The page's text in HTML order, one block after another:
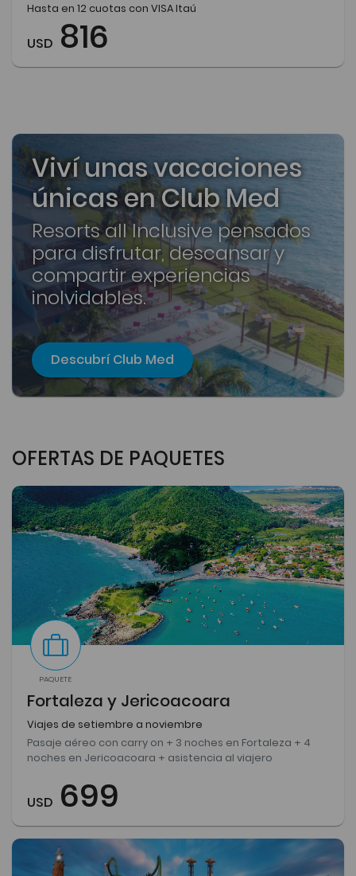
Hasta en 12 cuotas con VISA Itaú
USD 816
Viví unas vacaciones
únicas en Club Med
Resorts all Inclusive pensados
para disfrutar, descansar y
compartir experiencias
inolvidables.
Descubrí Club Med
OFERTAS DE PAQUETES
PAQUETE
Fortaleza y Jericoacoara
Viajes de setiembre a noviembre
Pasaje aéreo con carry on + 3 noches en Fortaleza + 4
noches en Jericoacoara + asistencia al viajero
USD 699